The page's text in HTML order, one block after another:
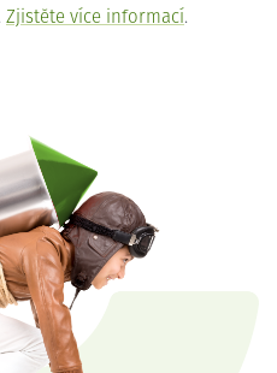
Zjistěte více informací.